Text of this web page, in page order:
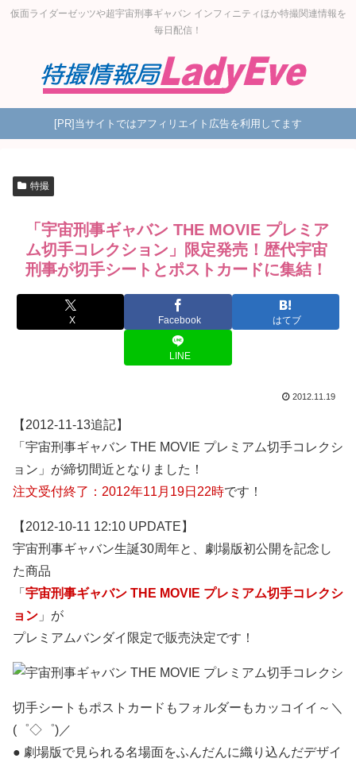
仮面ライダーゼッツや超宇宙刑事ギャバン インフィニティほか特撮関連情報を
毎日配信！
[PR]当サイトではアフィリエイト広告を利用してます
特撮
「宇宙刑事ギャバン THE MOVIE プレミア
ム切手コレクション」限定発売！歴代宇宙
刑事が切手シートとポストカードに集結！
X Facebook はてブ
LINE
2012.11.19
【2012-11-13追記】
「宇宙刑事ギャバン THE MOVIE プレミアム切手コレクシ
ョン」が締切間近となりました！
注文受付終了：2012年11月19日22時です！
【2012-10-11 12:10 UPDATE】
宇宙刑事ギャバン生誕30周年と、劇場版初公開を記念し
た商品
「 宇宙刑事ギャバン THE MOVIE プレミアム切手コレクシ
ョン 」が
プレミアムバンダイ限定で販売決定です！
切手シートもポストカードもフォルダーもカッコイイ～＼
(゜◇゜)／
● 劇場版で見られる名場面をふんだんに織り込んだデザイ